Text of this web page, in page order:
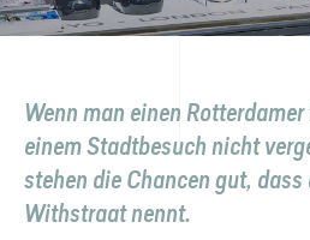
Wenn man einen
einem Stadt­besuch nicht
stehen die Chancen gut,
Withstraat nennt.